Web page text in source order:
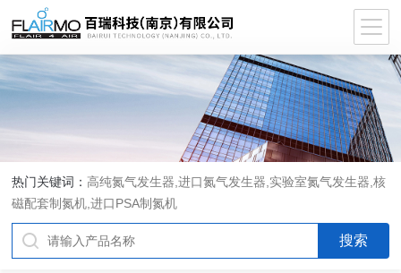
热门关键词： 高纯氮气发生器,进口氮气发生器,实验室氮气发生器,核
磁配套制氮机,进口PSA制氮机